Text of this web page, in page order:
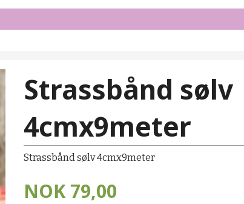
Strassbånd sølv
4cmx9meter
Strassbånd sølv 4cmx9meter
NOK 79,00